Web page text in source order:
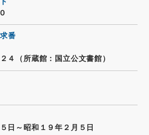
番
４（所蔵館：国立公文書館）
日～昭和１９年２月５日